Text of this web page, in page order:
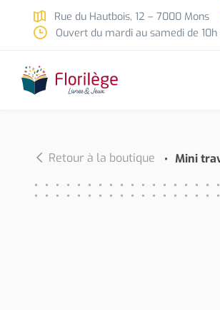
Skip to main content
Rue du Hautbois, 12 – 7000 Mons
Ouvert du mardi au samedi de 10h
Retour à la boutique Mini